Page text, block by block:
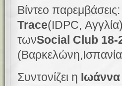
Βίντεο παρεμβάσεις:
Trace(IDPC, Αγγλία)
τωνSocial Club 18-
(Βαρκελώνη,
Συντονίζει η